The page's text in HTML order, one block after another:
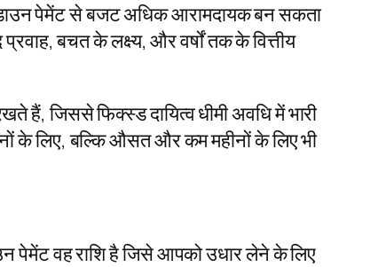
पेमेंट से बजट अधिक आरामदायक बन सकता
बचत के लक्ष्य, और वर्षों तक के वित्तीय
हैं, जिससे फिक्स्ड दायित्व धीमी अवधि में भारी
के लिए, बल्कि औसत और कम महीनों के लिए भी
पेमेंट वह राशि है जिसे आपको उधार लेने के लिए